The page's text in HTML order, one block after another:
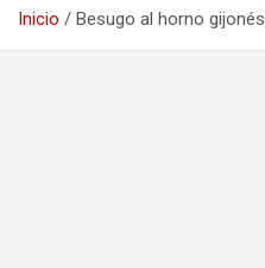
Inicio Besugo al horno gijonés